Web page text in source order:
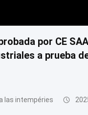
por CE
a prueba
las intempéries